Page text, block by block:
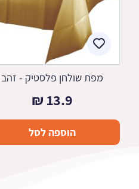
מפת שולחן פלסטיק - זהב
13.9
₪
הוספה לסל